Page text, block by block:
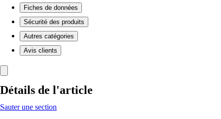
Fiches de données
Sécurité des produits
Autres catégories
Avis clients
Détails de l'article
Sauter une section